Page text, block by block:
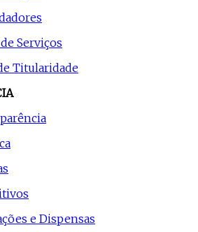
Serviços
Titularidade
e Dispensas